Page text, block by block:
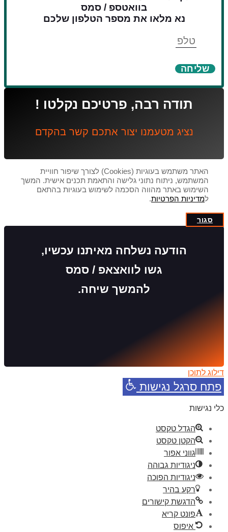
בוואטספ / סמס
נא מלאו את מספר הטלפון שלכם
שליחה
תודה רבה, פרטיכם נקלטו !
נציג מטעמנו יצור אתכם קשר בהקדם
האתר משתמש בעוגיות (Cookies) לצורך שיפור חוויית
המשתמש, ניתוח נתוני גלישה והתאמת תכנים אישית. המשך
השימוש באתר מהווה הסכמה לשימוש בעוגיות בהתאם
למדיניות הפרטיות.
סגור
הודעה נשלחה מאיתנו עכשיו,
גשו לוואצאפ / סמס
להמשך שיחה.
דילוג לתוכן
פתח סרגל נגישות
כלי נגישות
הגדל טקסט
הקטן טקסט
גווני אפור
ניגודיות גבוהה
ניגודיות הפוכה
רקע בהיר
הדגשת קישורים
פונט קריא
איפוס